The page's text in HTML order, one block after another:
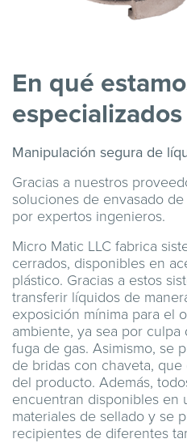
En qué
especializados
Manipulación segura de
Gracias a nuestros
soluciones de envasado
por expertos ingenieros.
Micro Matic LLC fabrica
cerrados, disponibles en
plástico. Gracias a estos
transferir líquidos de
exposición mínima para el
ambiente, ya sea por
fuga de gas. Asimismo, se
de bridas con chaveta,
del producto. Además,
encuentran disponibles en
materiales de sellado y se
recipientes de diferentes